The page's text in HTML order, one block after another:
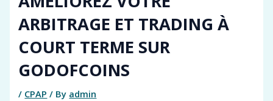
ARBITRAGE ET TRADING À
COURT TERME SUR
GODOFCOINS
/ CPAP / By admin